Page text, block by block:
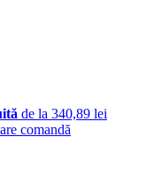
de la 340,89 lei
comandă